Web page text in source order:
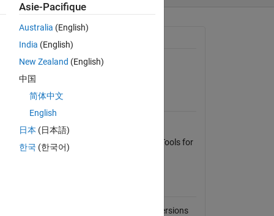
in
File
Informations générales
Version 1.0.0.0
MATLAB
Requires Antarctic Mapping Tools for
Matlab (Greene et al., 2017).
Compatible avec toutes les versions
Asie-Pacifique
Australia (English)
India (English)
New Zealand (English)
中国
简体中文
English
日本 (日本語)
한국 (한국어)